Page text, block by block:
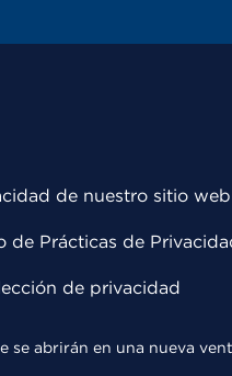
de nuestro sitio web
de Prácticas de
de privacidad
se abrirán en una nueva